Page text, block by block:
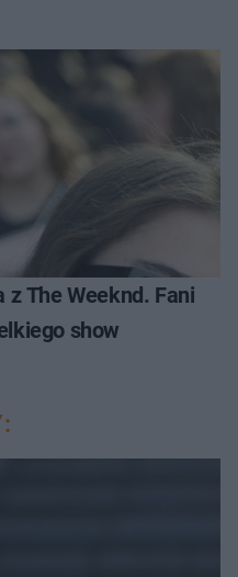
The Weeknd. Fani
show